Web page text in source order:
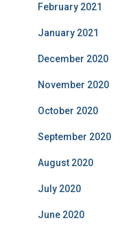
February 2021
January 2021
December 2020
November 2020
October 2020
September 2020
August 2020
July 2020
June 2020